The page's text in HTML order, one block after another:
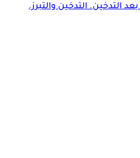
التدخين. التدخين والتبرز.